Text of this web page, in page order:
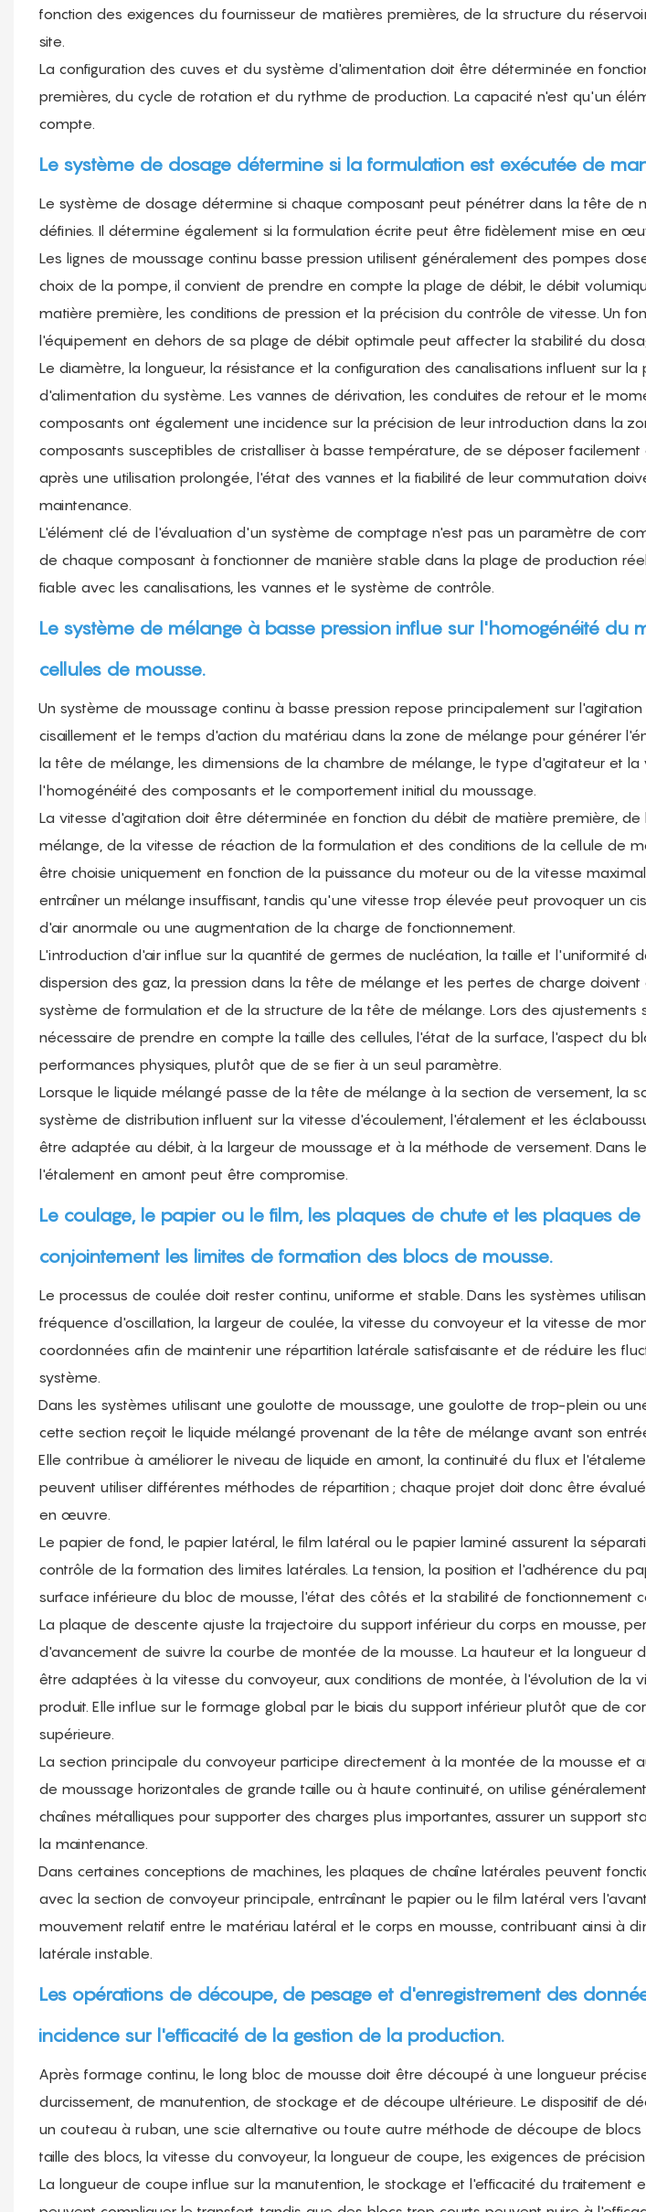
fonction des exigences du fournisseur de matières premières, de la structure du
site.
La configuration des cuves et du système d'alimentation doit être déterminée en
premières, du cycle de rotation et du rythme de production. La capacité n'est qu'un
compte.
Le système de dosage détermine si la formulation est exécutée de
Le système de dosage détermine si chaque composant peut pénétrer dans la tête de
définies. Il détermine également si la formulation écrite peut être fidèlement mise en
Les lignes de moussage continu basse pression utilisent généralement des pompes
choix de la pompe, il convient de prendre en compte la plage de débit, le débit
matière première, les conditions de pression et la précision du contrôle de vitesse. Un
l'équipement en dehors de sa plage de débit optimale peut affecter la stabilité du
Le diamètre, la longueur, la résistance et la configuration des canalisations influent sur
d'alimentation du système. Les vannes de dérivation, les conduites de retour et le
composants ont également une incidence sur la précision de leur introduction dans la
composants susceptibles de cristalliser à basse température, de se déposer facilement
après une utilisation prolongée, l'état des vannes et la fiabilité de leur commutation
maintenance.
L'élément clé de l'évaluation d'un système de comptage n'est pas un paramètre de
de chaque composant à fonctionner de manière stable dans la plage de production
fiable avec les canalisations, les vannes et le système de contrôle.
Le système de mélange à basse pression influe sur l'homogénéité du
cellules de mousse.
Un système de moussage continu à basse pression repose principalement sur
cisaillement et le temps d'action du matériau dans la zone de mélange pour générer
la tête de mélange, les dimensions de la chambre de mélange, le type d'agitateur et la
l'homogénéité des composants et le comportement initial du moussage.
La vitesse d'agitation doit être déterminée en fonction du débit de matière première,
mélange, de la vitesse de réaction de la formulation et des conditions de la cellule de
être choisie uniquement en fonction de la puissance du moteur ou de la vitesse
entraîner un mélange insuffisant, tandis qu'une vitesse trop élevée peut provoquer un
d'air anormale ou une augmentation de la charge de fonctionnement.
L'introduction d'air influe sur la quantité de germes de nucléation, la taille et l'uniformité
dispersion des gaz, la pression dans la tête de mélange et les pertes de charge
système de formulation et de la structure de la tête de mélange. Lors des ajustements
nécessaire de prendre en compte la taille des cellules, l'état de la surface, l'aspect du
performances physiques, plutôt que de se fier à un seul paramètre.
Lorsque le liquide mélangé passe de la tête de mélange à la section de versement, la
système de distribution influent sur la vitesse d'écoulement, l'étalement et les
être adaptée au débit, à la largeur de moussage et à la méthode de versement. Dans
l'étalement en amont peut être compromise.
Le coulage, le papier ou le film, les plaques de chute et les plaques
conjointement les limites de formation des blocs de mousse.
Le processus de coulée doit rester continu, uniforme et stable. Dans les systèmes
fréquence d'oscillation, la largeur de coulée, la vitesse du convoyeur et la vitesse de
coordonnées afin de maintenir une répartition latérale satisfaisante et de réduire les
système.
Dans les systèmes utilisant une goulotte de moussage, une goulotte de trop-plein ou
cette section reçoit le liquide mélangé provenant de la tête de mélange avant son
Elle contribue à améliorer le niveau de liquide en amont, la continuité du flux et
peuvent utiliser différentes méthodes de répartition ; chaque projet doit donc être
en œuvre.
Le papier de fond, le papier latéral, le film latéral ou le papier laminé assurent la
contrôle de la formation des limites latérales. La tension, la position et l'adhérence du
surface inférieure du bloc de mousse, l'état des côtés et la stabilité de fonctionnement
La plaque de descente ajuste la trajectoire du support inférieur du corps en mousse,
d'avancement de suivre la courbe de montée de la mousse. La hauteur et la longueur
être adaptées à la vitesse du convoyeur, aux conditions de montée, à l'évolution de la
produit. Elle influe sur le formage global par le biais du support inférieur plutôt que de
supérieure.
La section principale du convoyeur participe directement à la montée de la mousse et
de moussage horizontales de grande taille ou à haute continuité, on utilise
chaînes métalliques pour supporter des charges plus importantes, assurer un support
la maintenance.
Dans certaines conceptions de machines, les plaques de chaîne latérales peuvent
avec la section de convoyeur principale, entraînant le papier ou le film latéral vers
mouvement relatif entre le matériau latéral et le corps en mousse, contribuant ainsi à
latérale instable.
Les opérations de découpe, de pesage et d'enregistrement des
incidence sur l'efficacité de la gestion de la production.
Après formage continu, le long bloc de mousse doit être découpé à une longueur
durcissement, de manutention, de stockage et de découpe ultérieure. Le dispositif de
un couteau à ruban, une scie alternative ou toute autre méthode de découpe de
taille des blocs, la vitesse du convoyeur, la longueur de coupe, les exigences de
La longueur de coupe influe sur la manutention, le stockage et l'efficacité du traitement